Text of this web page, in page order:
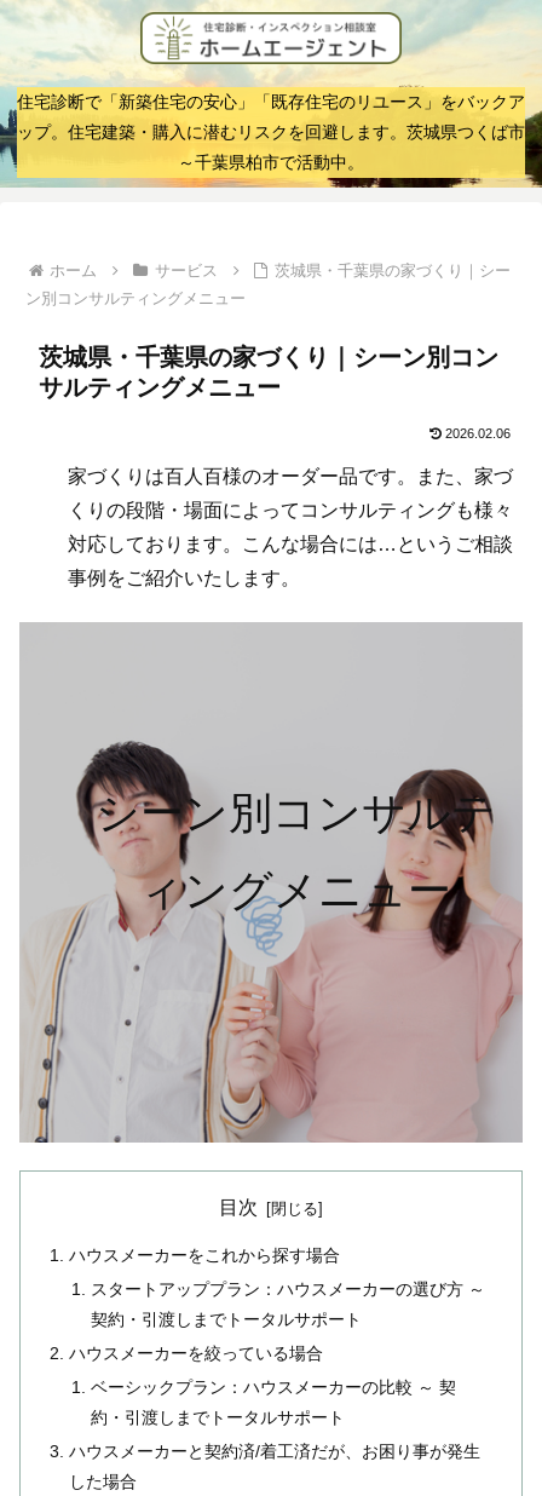
住宅診断で「新築住宅の安心」「既存住宅のリユース」をバックア
ップ。住宅建築・購入に潜むリスクを回避します。茨城県つくば市
～千葉県柏市で活動中。
ホーム サービス
茨城県・千葉県の家づくり｜シー
ン別コンサルティングメニュー
茨城県・千葉県の家づくり｜シーン別コン
サルティングメニュー
2026.02.06
家づくりは百人百様のオーダー品です。また、家づ
くりの段階・場面によってコンサルティングも様々
対応しております。こんな場合には…というご相談
事例をご紹介いたします。
シーン別コンサルテ
ィングメニュー
目次
ハウスメーカーをこれから探す場合
スタートアッププラン：ハウスメーカーの選び方 ～
契約・引渡しまでトータルサポート
ハウスメーカーを絞っている場合
ベーシックプラン：ハウスメーカーの比較 ～ 契
約・引渡しまでトータルサポート
ハウスメーカーと契約済/着工済だが、お困り事が発生
した場合